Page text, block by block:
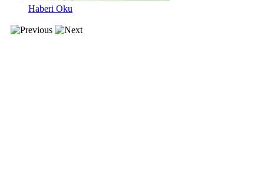
Haberi Oku